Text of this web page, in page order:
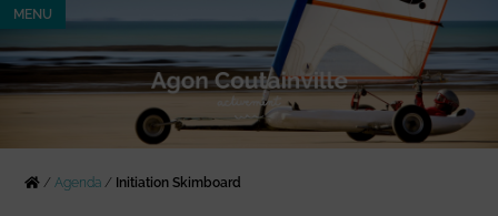
MENU
/Agenda / Initiation Skimboard